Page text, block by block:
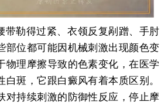
带勒得过紧、衣领反复剐蹭、手肘
部位都可能因机械刺激出现颜色变
物理摩擦导致的色素变化，在医学
白斑，它跟白癜风有着本质区别。
对持续刺激的防御性反应，停止摩